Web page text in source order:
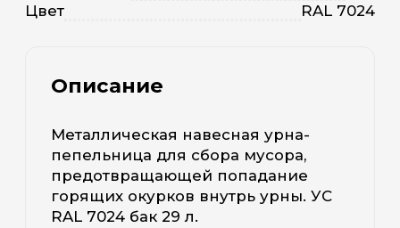
Цвет
RAL 7024
Описание
Металлическая навесная урна-
пепельница для сбора мусора,
предотвращающей попадание
горящих окурков внутрь урны. УС
RAL 7024 бак 29 л.